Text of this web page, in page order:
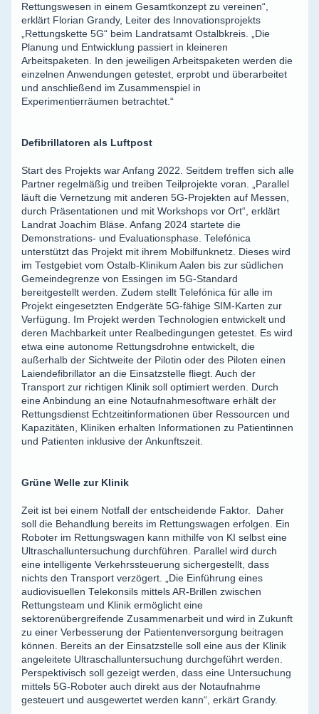
Rettungswesen in einem Gesamtkonzept zu vereinen“,
erklärt Florian Grandy, Leiter des Innovationsprojekts
„Rettungskette 5G“ beim Landratsamt Ostalbkreis. „Die
Planung und Entwicklung passiert in kleineren
Arbeitspaketen. In den jeweiligen Arbeitspaketen werden die
einzelnen Anwendungen getestet, erprobt und überarbeitet
und anschließend im Zusammenspiel in
Experimentierräumen betrachtet.“
Defibrillatoren als Luftpost
Start des Projekts war Anfang 2022. Seitdem treffen sich alle
Partner regelmäßig und treiben Teilprojekte voran. „Parallel
läuft die Vernetzung mit anderen 5G-Projekten auf Messen,
durch Präsentationen und mit Workshops vor Ort“, erklärt
Landrat Joachim Bläse. Anfang 2024 startete die
Demonstrations- und Evaluationsphase. Telefónica
unterstützt das Projekt mit ihrem Mobilfunknetz. Dieses wird
im Testgebiet vom Ostalb-Klinikum Aalen bis zur südlichen
Gemeindegrenze von Essingen im 5G-Standard
bereitgestellt werden. Zudem stellt Telefónica für alle im
Projekt eingesetzten Endgeräte 5G-fähige SIM-Karten zur
Verfügung. Im Projekt werden Technologien entwickelt und
deren Machbarkeit unter Realbedingungen getestet. Es wird
etwa eine autonome Rettungsdrohne entwickelt, die
außerhalb der Sichtweite der Pilotin oder des Piloten einen
Laiendefibrillator an die Einsatzstelle fliegt. Auch der
Transport zur richtigen Klinik soll optimiert werden. Durch
eine Anbindung an eine Notaufnahmesoftware erhält der
Rettungsdienst Echtzeitinformationen über Ressourcen und
Kapazitäten, Kliniken erhalten Informationen zu Patientinnen
und Patienten inklusive der Ankunftszeit.
Grüne Welle zur Klinik
Zeit ist bei einem Notfall der entscheidende Faktor. Daher
soll die Behandlung bereits im Rettungswagen erfolgen. Ein
Roboter im Rettungswagen kann mithilfe von KI selbst eine
Ultraschalluntersuchung durchführen. Parallel wird durch
eine intelligente Verkehrssteuerung sichergestellt, dass
nichts den Transport verzögert. „Die Einführung eines
audiovisuellen Telekonsils mittels AR-Brillen zwischen
Rettungsteam und Klinik ermöglicht eine
sektorenübergreifende Zusammenarbeit und wird in Zukunft
zu einer Verbesserung der Patientenversorgung beitragen
können. Bereits an der Einsatzstelle soll eine aus der Klinik
angeleitete Ultraschalluntersuchung durchgeführt werden.
Perspektivisch soll gezeigt werden, dass eine Untersuchung
mittels 5G-Roboter auch direkt aus der Notaufnahme
gesteuert und ausgewertet werden kann“, erkärt Grandy.